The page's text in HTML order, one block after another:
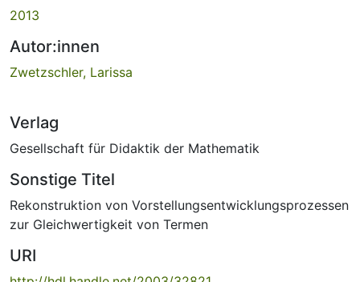
2013
Autor:innen
Zwetzschler, Larissa
Verlag
Gesellschaft für Didaktik der Mathematik
Sonstige Titel
Rekonstruktion von Vorstellungsentwicklungsprozessen
zur Gleichwertigkeit von Termen
URI